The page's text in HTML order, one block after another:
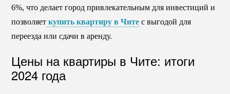
6%, что делает город привлекательным для инвестиций и
позволяет купить квартиру в Чите с выгодой для
переезда или сдачи в аренду.
Цены на квартиры в Чите: итоги
2024 года